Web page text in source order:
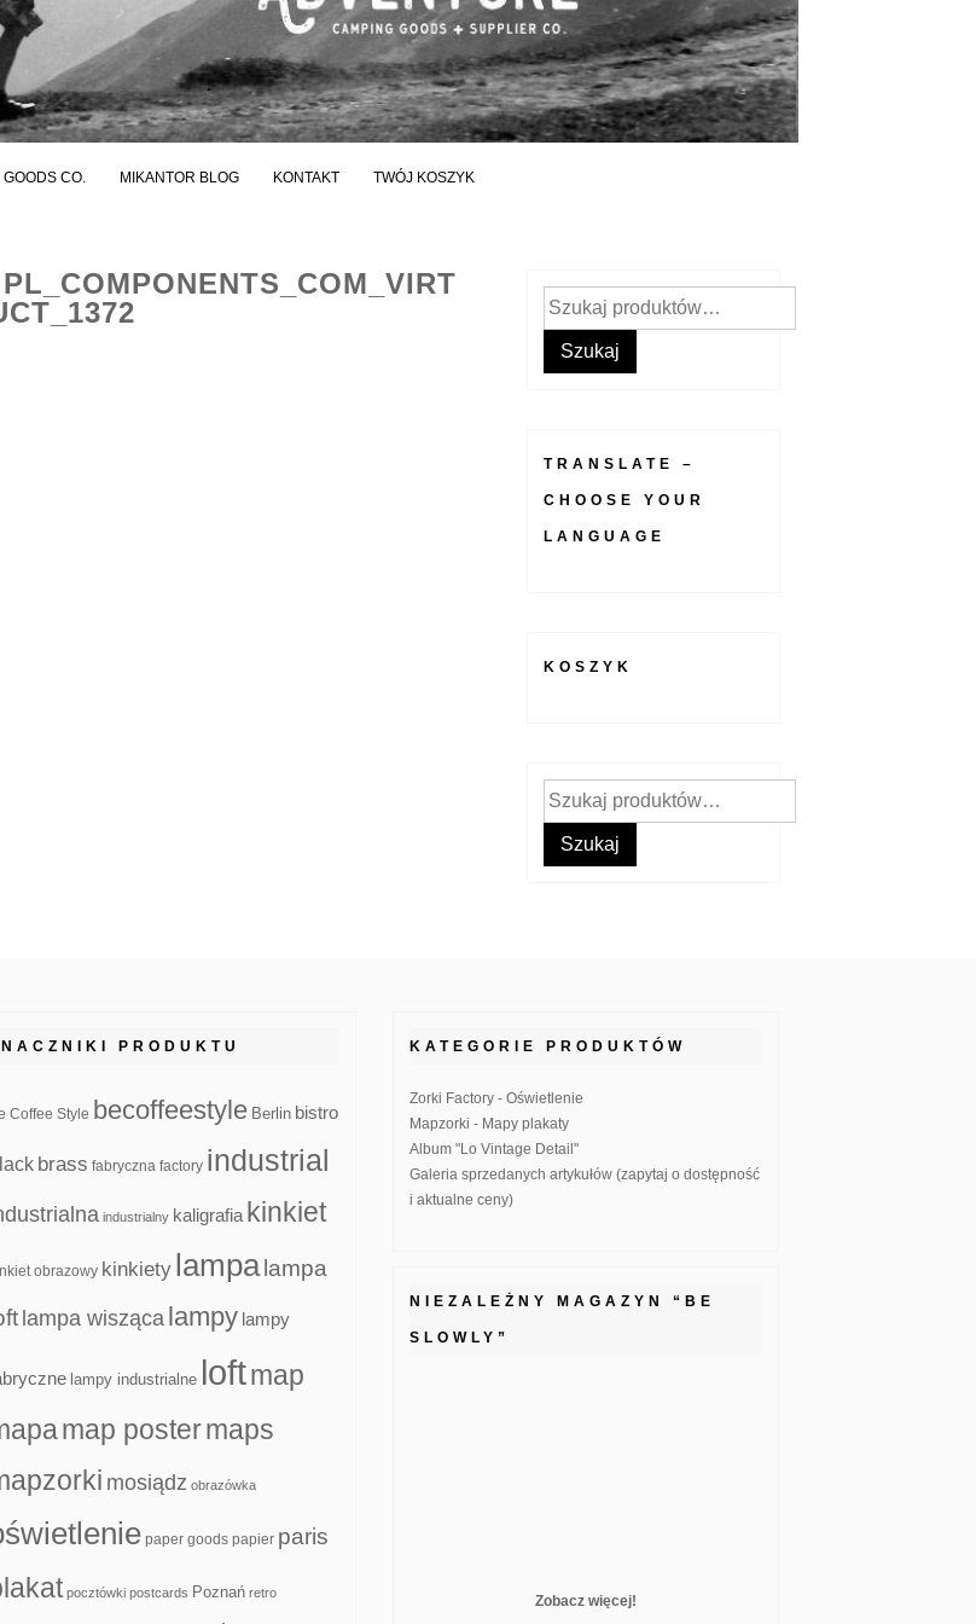
CO. MIKANTOR BLOG KONTAKT TWÓJ KOSZYK
Szukaj:
Szukaj
TRANSLATE –
CHOOSE YOUR
LANGUAGE
KOSZYK
Szukaj:
Szukaj
PRODUKTU
Coffee Style becoffeestyle Berlin bistro
brass fabryczna factory industrial
industrialny kaligrafia kinkiet
obrazowy kinkiety lampa lampa
lampa wisząca lampy lampy
lampy industrialne loftmap
map postermaps
mosiądz obrazówka
paper goods papier paris
pocztówki postcards Poznań retro
KATEGORIE PRODUKTÓW
Zorki Factory - Oświetlenie
Mapzorki - Mapy plakaty
Album "Lo Vintage Detail"
Galeria sprzedanych artykułów (zapytaj o dostępność
i aktualne ceny)
NIEZALEŻNY MAGAZYN “BE
SLOWLY”
Zobacz więcej!